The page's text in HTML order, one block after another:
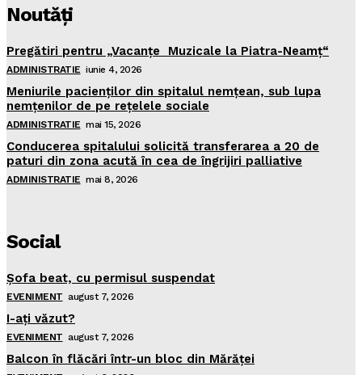
Noutăţi
Pregătiri pentru „Vacanţe Muzicale la Piatra-Neamţ“
ADMINISTRATIE iunie 4, 2026
Meniurile pacienţilor din spitalul nemţean, sub lupa
nemţenilor de pe reţelele sociale
ADMINISTRATIE mai 15, 2026
Conducerea spitalului solicită transferarea a 20 de
paturi din zona acută în cea de îngrijiri palliative
ADMINISTRATIE mai 8, 2026
Social
Şofa beat, cu permisul suspendat
EVENIMENT august 7, 2026
I-aţi văzut?
EVENIMENT august 7, 2026
Balcon în flăcări într-un bloc din Mărăţei